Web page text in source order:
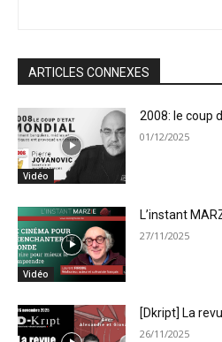
ARTICLES CONNEXES
Vidéo
2008: le coup
01/12/2025
Vidéo
L’instant
27/11/2025
[Dkript] La
26/11/2025